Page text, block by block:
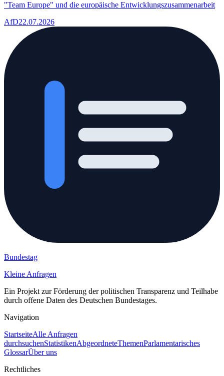
"Team Europe" und die europäische Entwicklungszusammenarbeit
AfD22.07.2026
Bundestag
Kleine Anfragen
Ein Projekt zur Förderung der politischen Transparenz und Teilhabe
durch offene Daten des Deutschen Bundestages.
Navigation
StartseiteAlle Anfragen
durchsuchenStatistikenAbgeordneteThemenParlamentarisches
GlossarÜber uns
Rechtliches